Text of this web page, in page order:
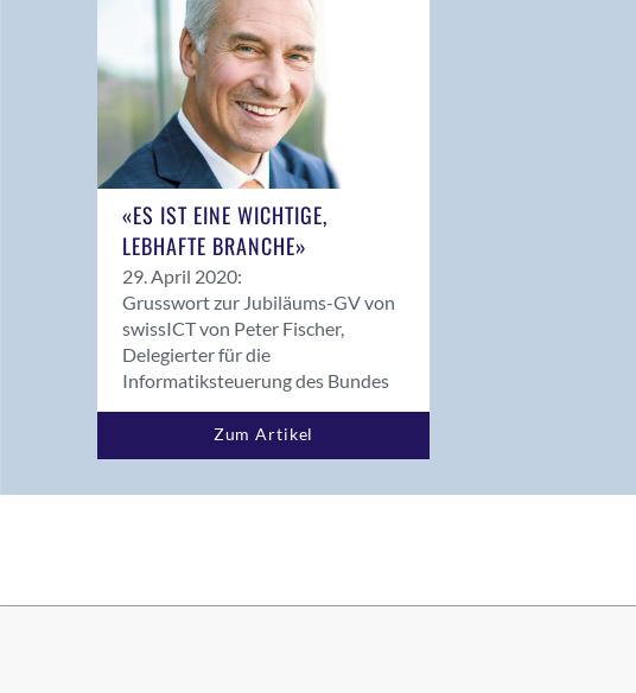
«ES IST EINE WICHTIGE,
LEBHAFTE BRANCHE»
29. April 2020:
Grusswort zur Jubiläums-GV von
swissICT von Peter Fischer,
Delegierter für die
Informatiksteuerung des Bundes
Zum Artikel